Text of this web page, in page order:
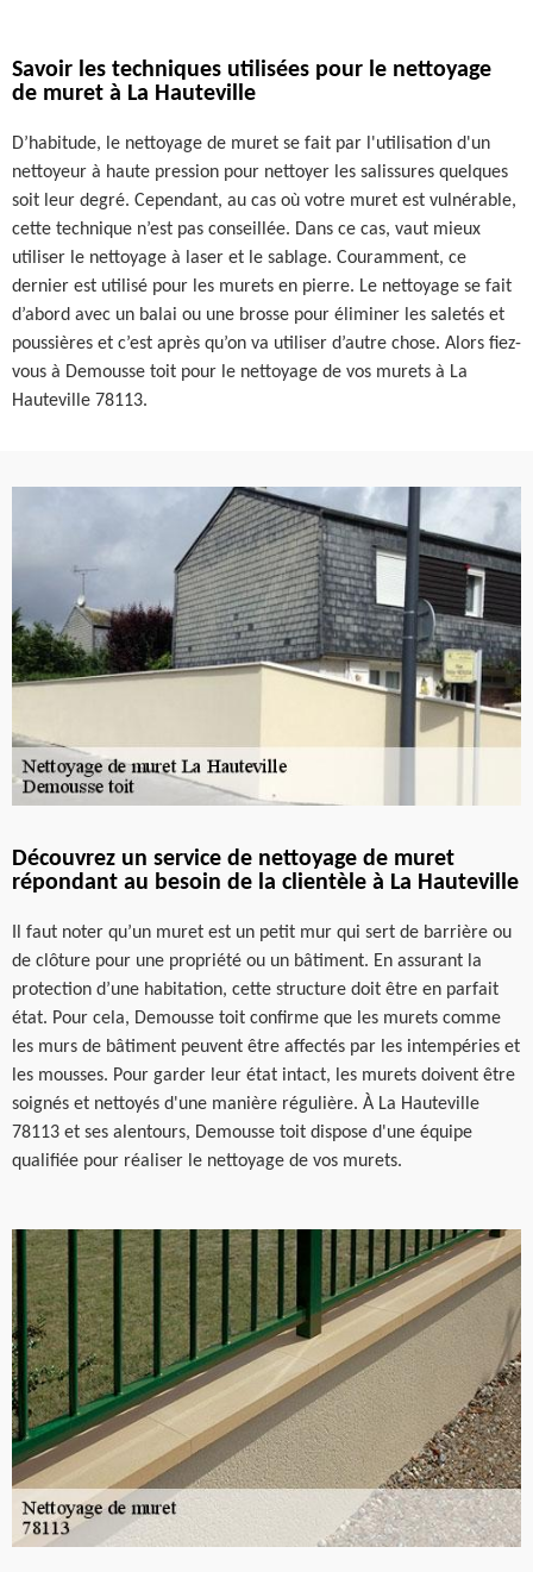
Savoir les techniques utilisées pour le nettoyage
de muret à La Hauteville
D’habitude, le nettoyage de muret se fait par l'utilisation d'un
nettoyeur à haute pression pour nettoyer les salissures quelques
soit leur degré. Cependant, au cas où votre muret est vulnérable,
cette technique n’est pas conseillée. Dans ce cas, vaut mieux
utiliser le nettoyage à laser et le sablage. Couramment, ce
dernier est utilisé pour les murets en pierre. Le nettoyage se fait
d’abord avec un balai ou une brosse pour éliminer les saletés et
poussières et c’est après qu’on va utiliser d’autre chose. Alors fiez-
vous à Demousse toit pour le nettoyage de vos murets à La
Hauteville 78113.
Découvrez un service de nettoyage de muret
répondant au besoin de la clientèle à La Hauteville
Il faut noter qu’un muret est un petit mur qui sert de barrière ou
de clôture pour une propriété ou un bâtiment. En assurant la
protection d’une habitation, cette structure doit être en parfait
état. Pour cela, Demousse toit confirme que les murets comme
les murs de bâtiment peuvent être affectés par les intempéries et
les mousses. Pour garder leur état intact, les murets doivent être
soignés et nettoyés d'une manière régulière. À La Hauteville
78113 et ses alentours, Demousse toit dispose d'une équipe
qualifiée pour réaliser le nettoyage de vos murets.